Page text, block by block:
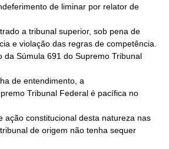
de entendimento, a